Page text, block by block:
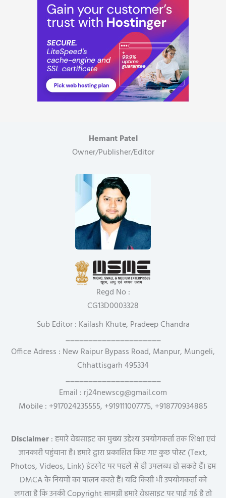
Hemant Patel
Owner/Publisher/Editor
Regd No :
CG13D0003328
Sub Editor : Kailash Khute, Pradeep Chandra
_____________________
Office Adress : New Raipur Bypass Road, Manpur, Mungeli,
Chhattisgarh 495334
_____________________
Email : rj24newscg@gmail.com
Mobile : +917024235555, +919111007775, +918770934885
Disclaimer: हमारे वेबसाइट का मुख्य उद्देश्य उपयोगकर्ता तक शिक्षा एवं
जानकारी पहुंचाना है। हमारे द्वारा प्रकाशित किए गए कुछ पोस्ट (Text,
Photos, Videos, Link) इंटरनेट पर पहले से ही उपलब्ध हो सकते हैं। हम
DMCA के नियमों का पालन करते हैं। यदि किसी भी उपयोगकर्ता को
लगता है कि उनकी Copyright सामग्री हमारे वेबसाइट पर पाई गई है तो